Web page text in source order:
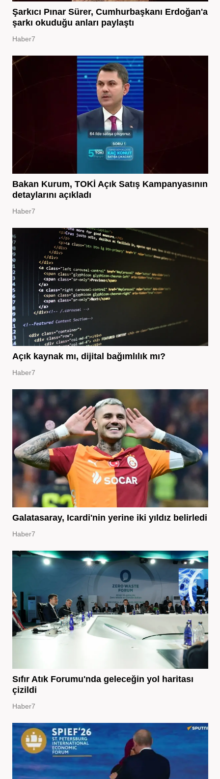
Şarkıcı Pınar Sürer, Cumhurbaşkanı Erdoğan'a
şarkı okuduğu anları paylaştı
Haber7
Bakan Kurum, TOKİ Açık Satış Kampanyasının
detaylarını açıkladı
Haber7
Açık kaynak mı, dijital bağımlılık mı?
Haber7
Galatasaray, Icardi'nin yerine iki yıldız belirledi
Haber7
Sıfır Atık Forumu'nda geleceğin yol haritası
çizildi
Haber7